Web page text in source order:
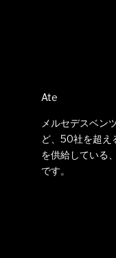
Ate
メルセデスベン
ど、50社を超え
を供給している
です。